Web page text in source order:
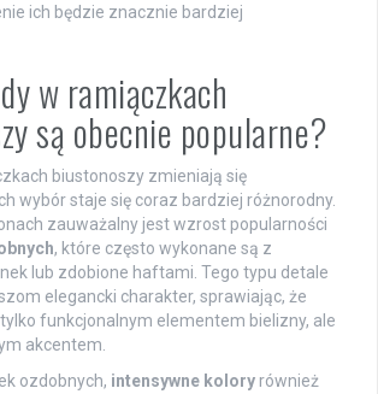
ich będzie znacznie bardziej
w ramiączkach
są obecnie popularne?
biustonoszy zmieniają się
wybór staje się coraz bardziej różnorodny.
zauważalny jest wzrost popularności
, które często wykonane są z
lub zdobione haftami. Tego typu detale
elegancki charakter, sprawiając, że
funkcjonalnym elementem bielizny, ale
akcentem.
ozdobnych, intensywne kolory również